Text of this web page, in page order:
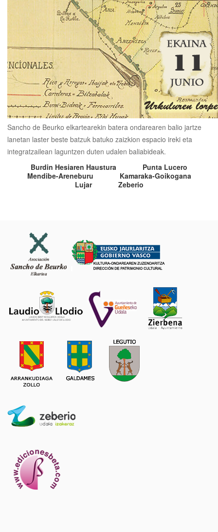
Sancho de Beurko elkartearekin batera ondarearen balio jartze
lanetan laster beste batzuk batuko zaizkion espacio ireki eta
integratzailean laguntzen duten udalen baliabideak.
Burdin Hesiaren Haustura
Punta Lucero
Mendibe-Areneburu
Kamaraka-Goikogana
Lujar
Zeberio